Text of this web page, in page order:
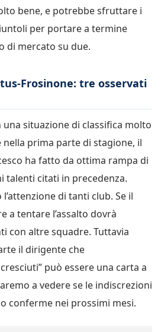
bene, e potrebbe sfruttare i
per portare a termine
di mercato su due.
Frosinone: tre osservati
situazione di classifica molto
prima parte di stagione, il
ha fatto da ottima rampa di
talenti citati in precedenza.
di tanti club. Se il
a tentare l’assalto dovrà
con altre squadre. Tuttavia
il dirigente che
può essere una carta a
a vedere se le indiscrezioni
conferme nei prossimi mesi.